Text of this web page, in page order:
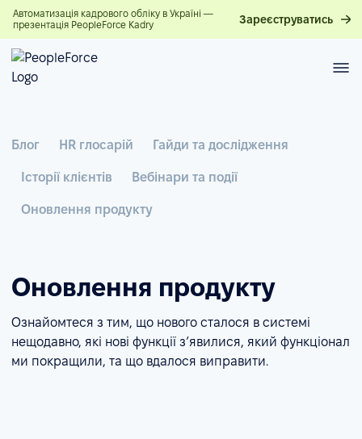
Автоматизація кадрового обліку в Україні —
презентація PeopleForce Kadry
Зареєструватись
Блог HR глосарій Гайди та дослідження
Історії клієнтів Вебінари та події
Оновлення продукту
Оновлення продукту
Ознайомтеся з тим, що нового сталося в системі
нещодавно, які нові функції з’явилися, який функціонал
ми покращили, та що вдалося виправити.